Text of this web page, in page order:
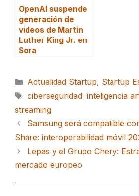
OpenAI suspende
generación de
videos de Martin
Luther King Jr. en
Sora
Categorías
Actualidad Startup, Startup
Etiquetas
ciberseguridad, inteligencia
streaming
Samsung será compatible
Share: interoperabilidad móvil
Lepas y el Grupo Chery:
mercado europeo